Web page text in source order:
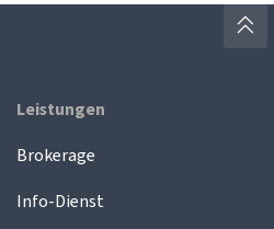
Leistungen
Brokerage
Info-Dienst